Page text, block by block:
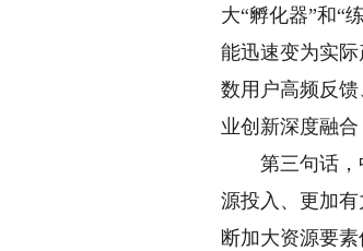
大“孵化器”和“
能迅速变为实
数用户高频反
业创新深度融
第三句话，中
源投入、更加
断加大资源要